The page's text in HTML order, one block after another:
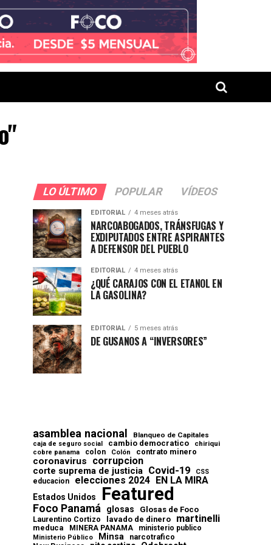
LO ÚLTIMO POPULAR VÍDEOS
EDITORIAL 4 meses atrás
NARCOABOGADOS, TRÁNSFUGAS Y
EXDIPUTADOS ENTRE ASPIRANTES
A DEFENSOR DEL PUEBLO
EDITORIAL 4 meses atrás
¿QUÉ CARAJOS CON EL ETANOL EN
LA GASOLINA?
EDITORIAL 5 meses atrás
DE GUSANOS A “INVERSORES”
asamblea nacional Blanqueo de Capitales
caja de seguro social cambio democratico chiriqui
cobre panama colon Colón contrato minero
coronavirus corrupcion
corte suprema de justicia Covid-19 CSS
educacion elecciones 2024 EN LA MIRA
Estados Unidos Featured
Foco Panamá glosas Glosas de Foco
Laurentino Cortizo lavado de dinero martinelli
meduca MINERA PANAMA ministerio publico
Ministerio Público Minsa
narcotrafico